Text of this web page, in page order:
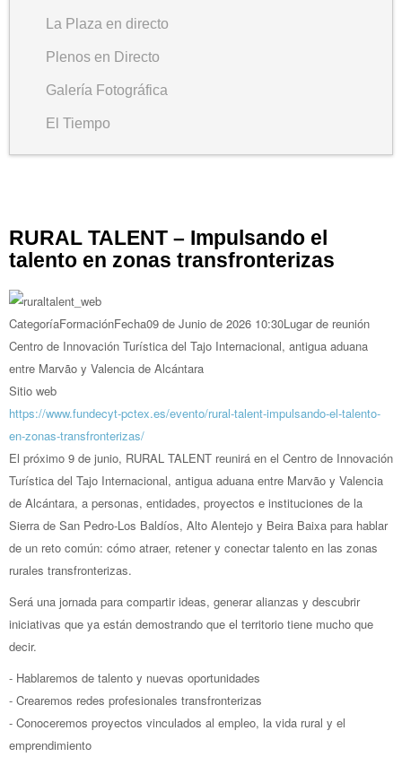
La Plaza en directo
Plenos en Directo
Galería Fotográfica
El Tiempo
RURAL TALENT – Impulsando el
talento en zonas transfronterizas
CategoríaFormaciónFecha09 de Junio de 2026 10:30Lugar de reunión
Centro de Innovación Turística del Tajo Internacional, antigua aduana
entre Marvão y Valencia de Alcántara
Sitio web
https://www.fundecyt-pctex.es/evento/rural-talent-impulsando-el-talento-
en-zonas-transfronterizas/
El próximo 9 de junio, RURAL TALENT reunirá en el Centro de Innovación
Turística del Tajo Internacional, antigua aduana entre Marvão y Valencia
de Alcántara, a personas, entidades, proyectos e instituciones de la
Sierra de San Pedro-Los Baldíos, Alto Alentejo y Beira Baixa para hablar
de un reto común: cómo atraer, retener y conectar talento en las zonas
rurales transfronterizas.
Será una jornada para compartir ideas, generar alianzas y descubrir
iniciativas que ya están demostrando que el territorio tiene mucho que
decir.
- Hablaremos de talento y nuevas oportunidades
- Crearemos redes profesionales transfronterizas
- Conoceremos proyectos vinculados al empleo, la vida rural y el
emprendimiento